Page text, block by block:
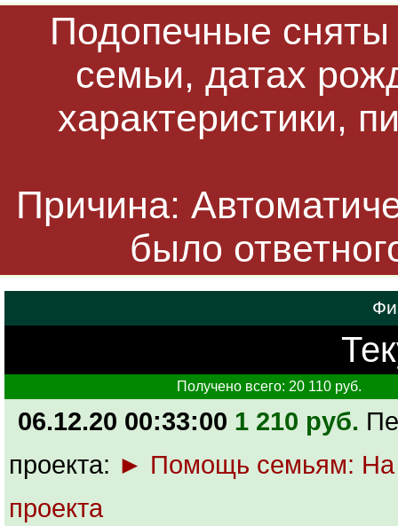
Подопечные
семьи, датах
характеристики,
Причина:
было
Получено всего: 20 110 руб.
06.12.20 00:33:00 1 210 руб.
проекта: ► Помощь семьям:
проекта